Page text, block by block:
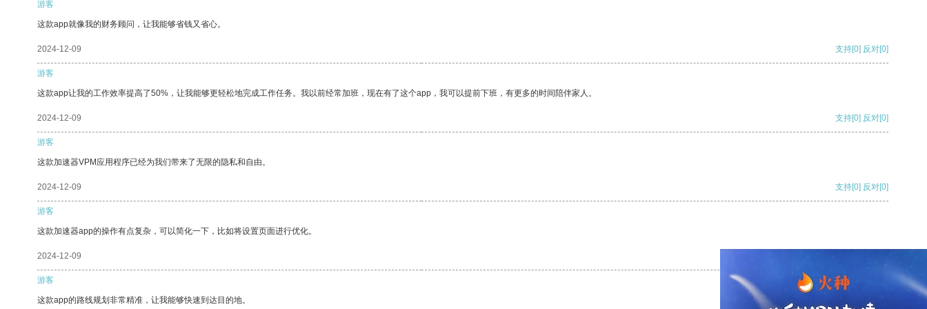
游客
这款app就像我的财务顾问，让我能够省钱又省心。
2024-12-09 支持[0] 反对[0]
游客
这款app让我的工作效率提高了50%，让我能够更轻松地完成工作任务。我以前经常加班，现在有了这个app，我可以提前下班，有更多的时间陪伴家人。
2024-12-09 支持[0] 反对[0]
游客
这款加速器VPM应用程序已经为我们带来了无限的隐私和自由。
2024-12-09 支持[0] 反对[0]
游客
这款加速器app的操作有点复杂，可以简化一下，比如将设置页面进行优化。
2024-12-09
游客
这款app的路线规划非常精准，让我能够快速到达目的地。